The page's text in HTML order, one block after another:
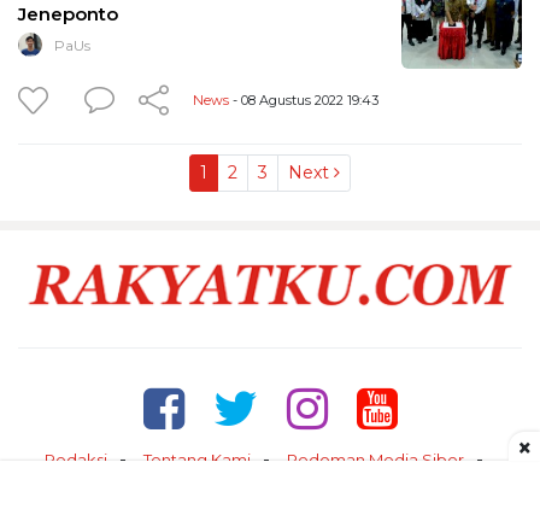
Jeneponto
PaUs
News - 08 Agustus 2022 19:43
1 2 3 Next
Redaksi Tentang Kami
Pedoman Media Siber
×